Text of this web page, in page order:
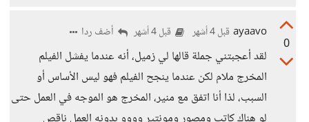
0
ayaavo قبل 4 أشهر قبل 4 أشهر أضف ردا
لقد أعجبتني جملة قالها لي زميل، أنه عندما يفشل الفيلم
المخرج ملام لكن عندما ينجح الفيلم فهو ليس الأساس أو
السبب، لذا أنا اتفق مع منير، المخرج هو الموجه في العمل حتى